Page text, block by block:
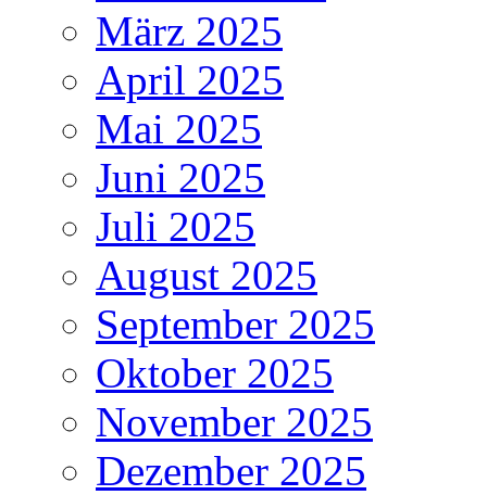
März 2025
April 2025
Mai 2025
Juni 2025
Juli 2025
August 2025
September 2025
Oktober 2025
November 2025
Dezember 2025